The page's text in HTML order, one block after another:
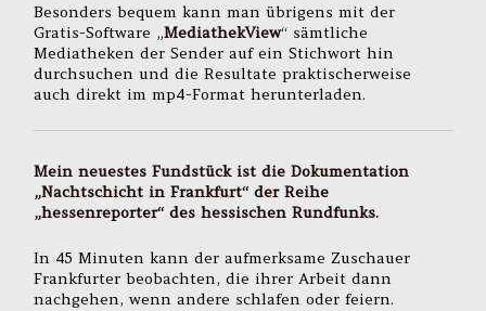
Besonders bequem kann man übrigens mit der
Gratis-Software „MediathekView“ sämtliche
Mediatheken der Sender auf ein Stichwort hin
durchsuchen und die Resultate praktischerweise
auch direkt im mp4-Format herunterladen.
Mein neuestes Fundstück ist die Dokumentation
„Nachtschicht in Frankfurt“ der Reihe
„hessenreporter“ des hessischen Rundfunks.
In 45 Minuten kann der aufmerksame Zuschauer
Frankfurter beobachten, die ihrer Arbeit dann
nachgehen, wenn andere schlafen oder feiern.